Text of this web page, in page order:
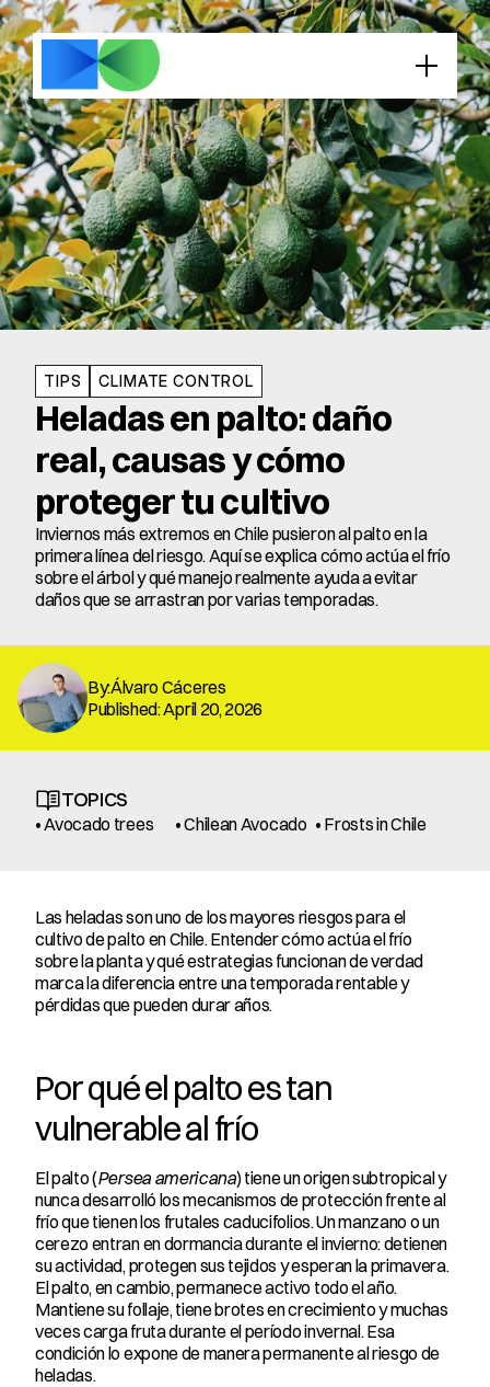
TIPS CLIMATE CONTROL
Heladas en palto: daño
real, causas y cómo
proteger tu cultivo
Inviernos más extremos en Chile pusieron al palto en la
primera línea del riesgo. Aquí se explica cómo actúa el frío
sobre el árbol y qué manejo realmente ayuda a evitar
daños que se arrastran por varias temporadas.
By:Álvaro Cáceres
Published: April 20, 2026
TOPICS
• Avocado trees • Chilean Avocado • Frosts in Chile
Las heladas son uno de los mayores riesgos para el
cultivo de palto en Chile. Entender cómo actúa el frío
sobre la planta y qué estrategias funcionan de verdad
marca la diferencia entre una temporada rentable y
pérdidas que pueden durar años.
Por qué el palto es tan
vulnerable al frío
El palto (Persea americana) tiene un origen subtropical y
nunca desarrolló los mecanismos de protección frente al
frío que tienen los frutales caducifolios. Un manzano o un
cerezo entran en dormancia durante el invierno: detienen
su actividad, protegen sus tejidos y esperan la primavera.
El palto, en cambio, permanece activo todo el año.
Mantiene su follaje, tiene brotes en crecimiento y muchas
veces carga fruta durante el período invernal. Esa
condición lo expone de manera permanente al riesgo de
heladas.